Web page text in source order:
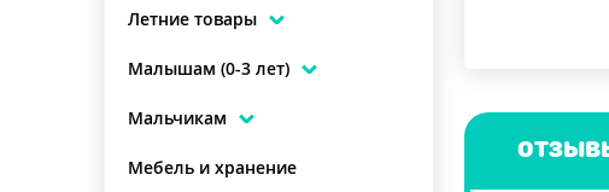
Летние товары
Малышам (0-3 лет)
Мальчикам
Мебель и хранение